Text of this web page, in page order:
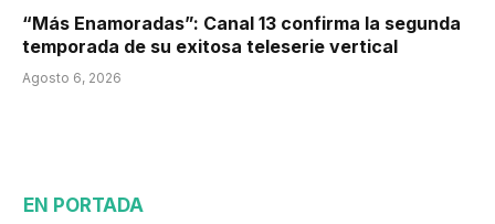
“Más Enamoradas”: Canal 13 confirma la segunda
temporada de su exitosa teleserie vertical
Agosto 6, 2026
EN PORTADA